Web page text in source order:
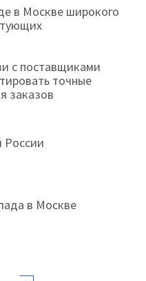
в Москве широкого
с поставщиками
точные
заказов
России
в Москве